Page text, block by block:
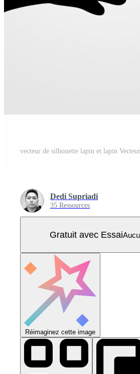
vecteur de silhouette lapin et lapin
Dedi Supriadi
35 Ressources
Gratuit avec Essai
Réimaginez cette image